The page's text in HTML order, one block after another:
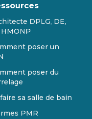
DPLG, DE,
poser un
poser du
sa salle de bain
PMR